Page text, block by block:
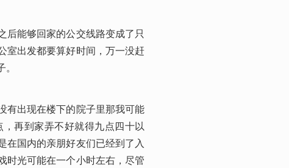
后能够回家的公交线路变成了只
室出发都要算好时间，万一没赶
有出现在楼下的院子里那我可能
再到家弄不好就得九点四十以
在国内的亲朋好友们已经到了入
时光可能在一个小时左右，尽管